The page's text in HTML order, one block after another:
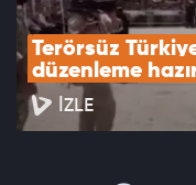
Terörsüz
düzenleme
İZLE